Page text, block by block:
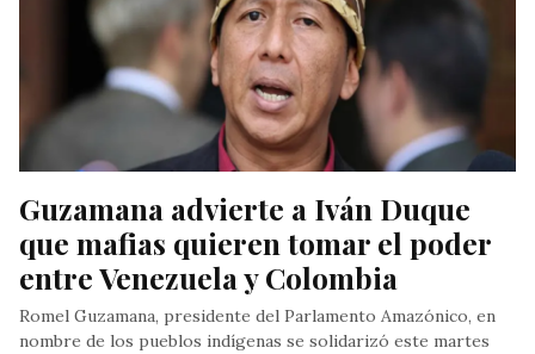
Guzamana advierte a Iván Duque
que mafias quieren tomar el poder
entre Venezuela y Colombia
Romel Guzamana, presidente del Parlamento Amazónico, en
nombre de los pueblos indígenas se solidarizó este martes